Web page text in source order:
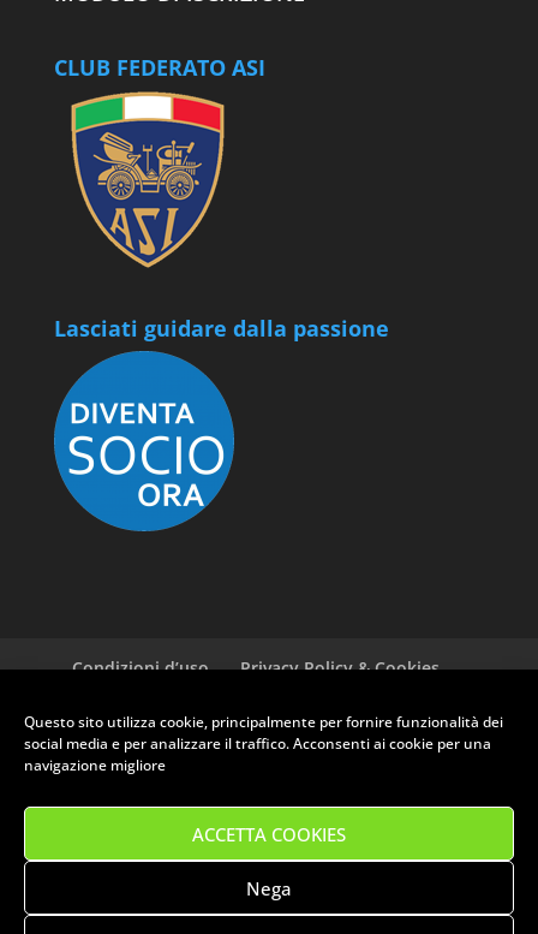
Questo sito utilizza cookie, principalmente per fornire funzionalità dei
social media e per analizzare il traffico. Acconsenti ai cookie per una
navigazione migliore
ACCETTA COOKIES
Nega
CLUB FEDERATO ASI
Lasciati guidare dalla passione
Condizioni d’uso
Privacy Policy & Cookies
- P.Iva: 01709030975
Tel. 0574 582221 - Email: info@clubruoteclassiche.it
Orari segreteria: Mercoledì 14:30/18:00 - Venerdì 9:00/12:30
IBAN: IT93Z0623021500000040740447 | BIC: CRPPIT2P192